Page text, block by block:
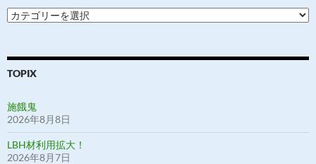
カ
テ
ー
TOPIX
施餓鬼
2026年8月8日
LBH材利用拡大！
2026年8月7日